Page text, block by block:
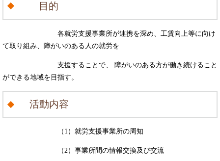
目的
各就労支援事業所が連携を深め、工賃向上等に向け
て取り組み、障がいのある人の就労を
支援することで、
障がいのある方が働き続けること
ができる地域を目指す。
活動内容
（1）就労支援事業所の周知
（2）事業所間の情報交換及び交流